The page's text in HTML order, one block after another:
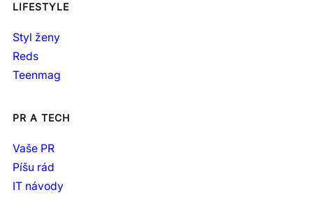
LIFESTYLE
Styl ženy
Reds
Teenmag
PR A TECH
Vaše PR
Píšu rád
IT návody